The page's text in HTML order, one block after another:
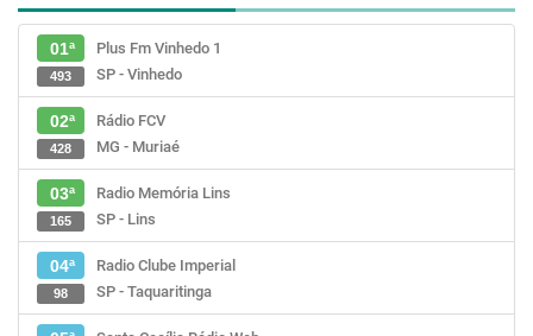
01ª
Plus Fm Vinhedo 1
SP - Vinhedo
493
02ª
Rádio FCV
MG - Muriaé
428
03ª
Radio Memória Lins
SP - Lins
165
04ª
Radio Clube Imperial
SP - Taquaritinga
98